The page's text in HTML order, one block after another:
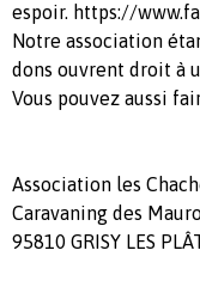
espoir. https://
Notre association
dons ouvrent droit à
Vous pouvez aussi
Association les
Caravaning des
95810 GRISY LES